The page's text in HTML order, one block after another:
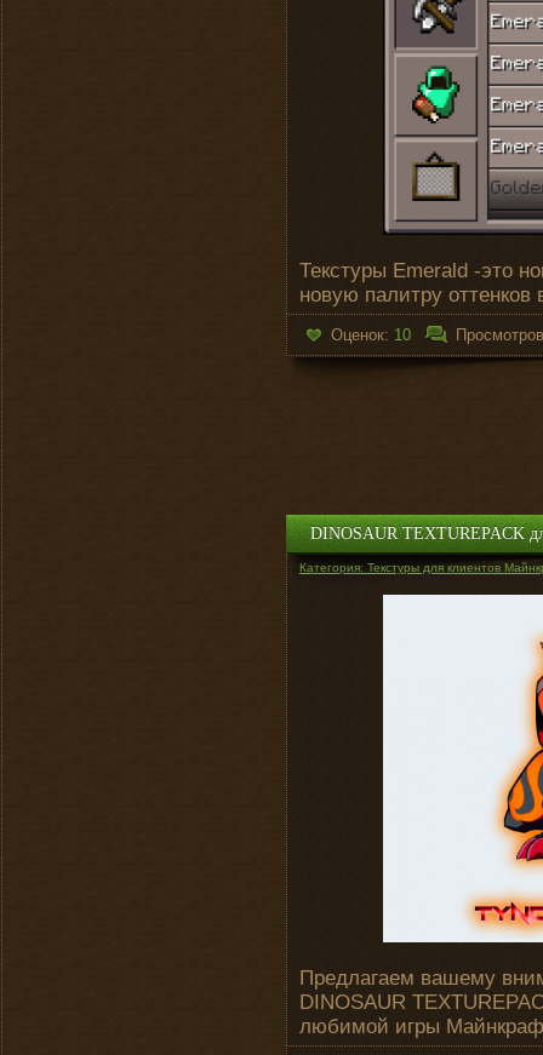
Текстуры Emerald -это
новую палитру
Оценок: 10
DINOSAUR TEXTUREPACK
Категория: Текстуры для клиентов
Предлагаем вашему
DINOSAUR
любимой игры